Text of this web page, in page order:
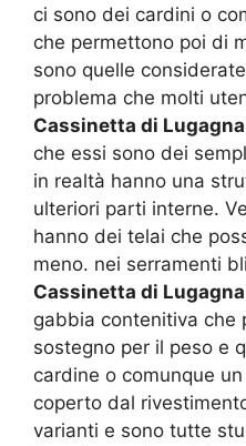
ci sono dei cardini o
che permettono poi di
sono quelle
problema che molti
Cassinetta di
che essi sono dei
in realtà hanno una
ulteriori parti interne.
hanno dei telai che
meno. nei serramenti
Cassinetta di
gabbia contenitiva che
sostegno per il peso e
cardine o comunque
coperto dal
varianti e sono tutte